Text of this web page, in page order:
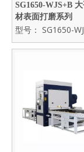
SG1650-WJS+B
材表面打磨系列
型号： SG1650-